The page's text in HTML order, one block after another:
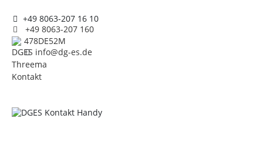
+49 8063-207 16 10
+49 8063-207 160
478DE52M
info@dg-es.de